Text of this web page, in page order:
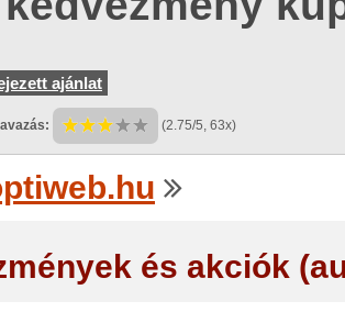
ajánlat
(2.75/5, 63x)
és akciók